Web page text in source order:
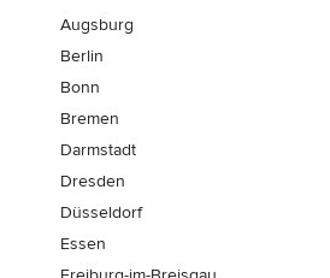
Augsburg
Berlin
Bonn
Bremen
Darmstadt
Dresden
Düsseldorf
Essen